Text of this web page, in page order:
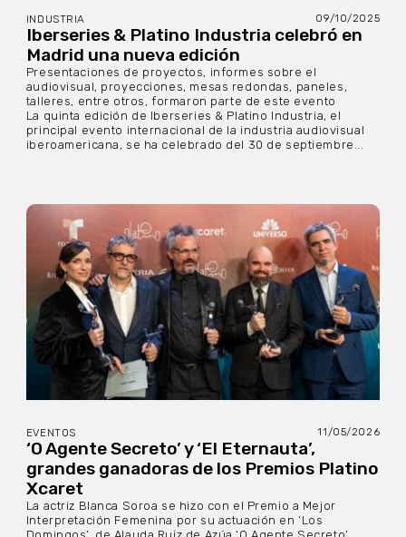
INDUSTRIA 09/10/2025
Iberseries & Platino Industria celebró en
Madrid una nueva edición
Presentaciones de proyectos, informes sobre el
audiovisual, proyecciones, mesas redondas, paneles,
talleres, entre otros, formaron parte de este evento
La quinta edición de Iberseries & Platino Industria, el
principal evento internacional de la industria audiovisual
iberoamericana, se ha celebrado del 30 de septiembre...
EVENTOS 11/05/2026
‘O Agente Secreto’ y ‘El Eternauta’,
grandes ganadoras de los Premios Platino
Xcaret
La actriz Blanca Soroa se hizo con el Premio a Mejor
Interpretación Femenina por su actuación en ‘Los